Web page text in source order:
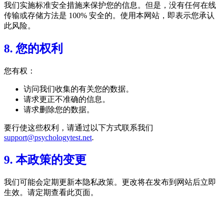
我们实施标准安全措施来保护您的信息。但是，没有任何在线
传输或存储方法是 100% 安全的。使用本网站，即表示您承认
此风险。
8. 您的权利
您有权：
访问我们收集的有关您的数据。
请求更正不准确的信息。
请求删除您的数据。
要行使这些权利，请通过以下方式联系我们
support@psychologytest.net.
9. 本政策的变更
我们可能会定期更新本隐私政策。更改将在发布到网站后立即
生效。请定期查看此页面。